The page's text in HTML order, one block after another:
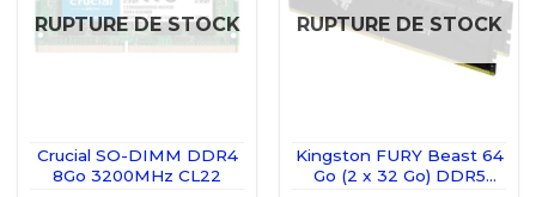
RUPTURE DE STOCK
Crucial SO-DIMM DDR4
8Go 3200MHz CL22
RUPTURE DE STOCK
Kingston FURY Beast 64
Go (2 x 32 Go) DDR5